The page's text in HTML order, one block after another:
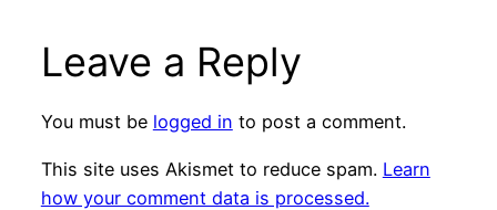
Leave a Reply
You must be logged in to post a comment.
This site uses Akismet to reduce spam. Learn
how your comment data is processed.